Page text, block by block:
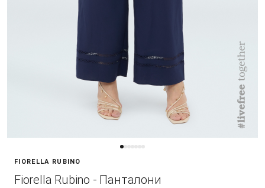
FIORELLA RUBINO
Fiorella Rubino - Панталони